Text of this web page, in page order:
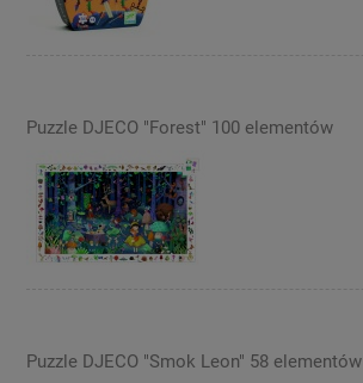
Puzzle DJECO "Forest" 100 elementów
Puzzle DJECO "Smok Leon" 58 elementów